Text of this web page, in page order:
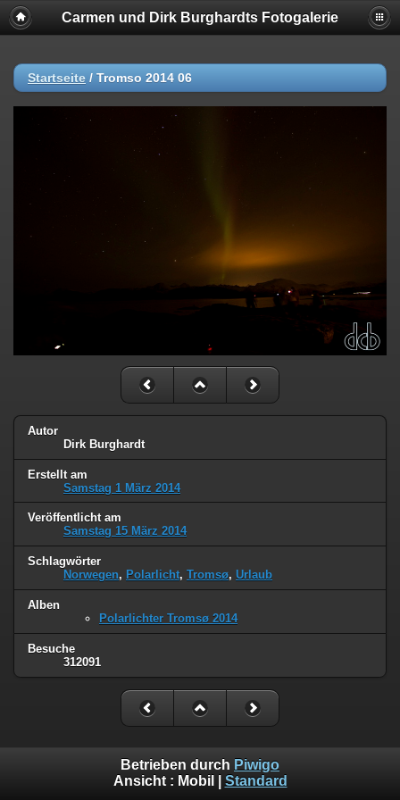
Carmen und Dirk Burghardts Fotogalerie
Startseite / Tromso 2014 06
Autor
Dirk Burghardt
Erstellt am
Samstag 1 März 2014
Veröffentlicht am
Samstag 15 März 2014
Schlagwörter
Norwegen, Polarlicht, Tromsø, Urlaub
Alben
Polarlichter Tromsø 2014
Besuche
312091
Betrieben durch Piwigo
Ansicht : Mobil Standard